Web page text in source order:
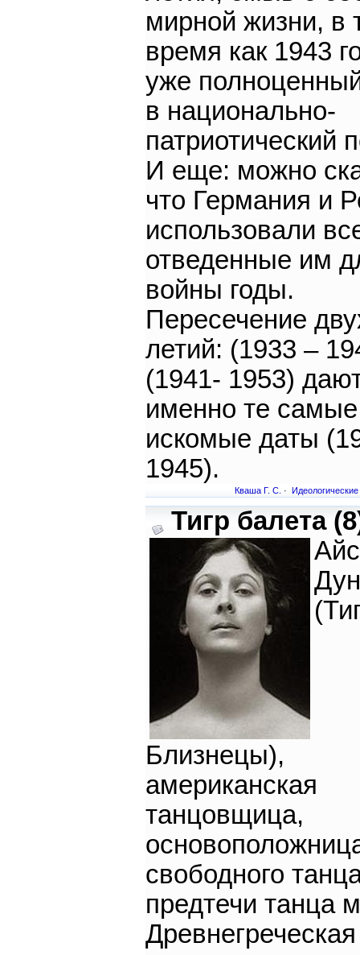
мирной жизни, в
время как 1943
уже
в национально-
патриотический
И еще: можно
что Германия и
использовали
отведенные им
войны годы.
Пересечение
летий: (1933 –
(1941- 1953)
именно те самые
искомые даты
1945).
Кваша Г. С. ·
Тигр балета
Близнецы),
американская
танцовщица,
свободного
предтечи танца
Древнегреческая